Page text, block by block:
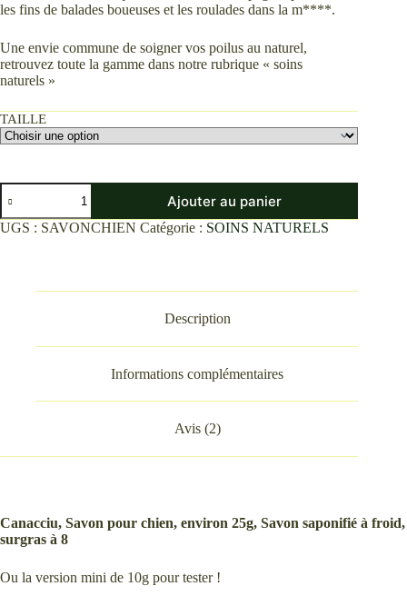
les fins de balades boueuses et les roulades dans la m****.
Une envie commune de soigner vos poilus au naturel,
retrouvez toute la gamme dans notre rubrique « soins
naturels »
TAILLE
quantité
de
SAVON
NATUREL
Ajouter au panier
UGS : SAVONCHIEN Catégorie : SOINS NATURELS
Description
Informations complémentaires
Avis (2)
Canacciu, Savon pour chien, environ 25g, Savon saponifié à froid,
surgras à 8
Ou la version mini de 10g pour tester !